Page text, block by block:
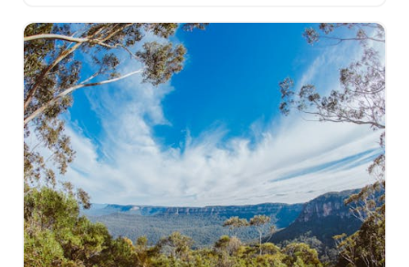
放鬆身心，感受當地文化…